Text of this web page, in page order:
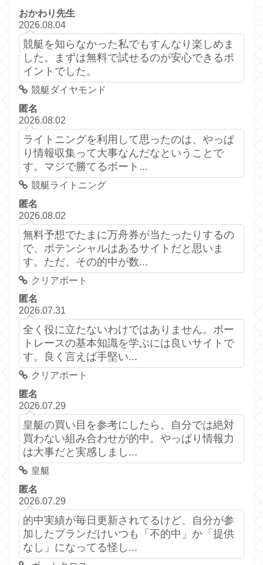
おかわり先生
2026.08.04
競艇を知らなかった私でもすんなり楽しめま
した。まずは無料で試せるのが安心できるポ
イントでした。
競艇ダイヤモンド
匿名
2026.08.02
ライトニングを利用して思ったのは、やっぱ
り情報収集って大事なんだなということで
す。マジで勝てるボート...
競艇ライトニング
匿名
2026.08.02
無料予想でたまに万舟券が当たったりするの
で、ポテンシャルはあるサイトだと思いま
す。ただ、その的中が数...
クリアボート
匿名
2026.07.31
全く役に立たないわけではありません。ボー
トレースの基本知識を学ぶには良いサイトで
す。良く言えば手堅い...
クリアボート
匿名
2026.07.29
皇艇の買い目を参考にしたら、自分では絶対
買わない組み合わせが的中。やっぱり情報力
は大事だと実感しまし...
皇艇
匿名
2026.07.29
的中実績が毎日更新されてるけど、自分が参
加したプランだけいつも「不的中」か「提供
なし」になってる怪し...